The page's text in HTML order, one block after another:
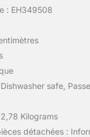
: EH349508
safe,
Kilograms
détachées :